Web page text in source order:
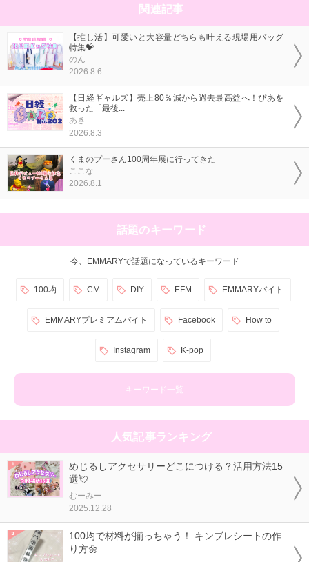
関連記事
【推し活】可愛いと大容量どちらも叶える現場用バッグ
特集💝
のん
2026.8.6
【日経ギャルズ】売上80％減から過去最高益へ！ぴあを
救った「最後...
あき
2026.8.3
くまのプーさん100周年展に行ってきた
ここな
2026.8.1
話題のキーワード
今、EMMARYで話題になっているキーワード
100均 CM DIY EFM EMMARYバイト
EMMARYプレミアムバイト Facebook How to
Instagram K-pop
キーワード一覧
人気記事ランキング
めじるしアクセサリーどこにつける？活用方法15
選💘
むーみー
2025.12.28
100均で材料が揃っちゃう！ キンブレシートの作
り方🌼